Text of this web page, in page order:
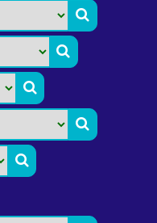




